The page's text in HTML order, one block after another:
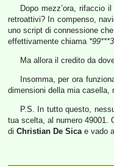
Dopo mezz’ora,
retroattivi? In compenso,
uno script di connessione
effettivamente chiama
Ma allora il credito da
Insomma, per ora
dimensioni della mia casella,
P.S. In tutto questo,
tua scelta, al numero 49001.
di Christian De Sicae vado